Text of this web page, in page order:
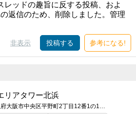
レッドの趣旨に反する投稿、およ
返信のため、削除しました。管理
非表示 投稿する 参考になる!
リアタワー北浜
大阪府大阪市中央区平野町2丁目12番1の1の一部（地番）